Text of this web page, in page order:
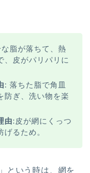
脂が落ちて、熱
、皮がパリパリに
: 落ちた脂で角皿
防ぎ、洗い物を楽
由:皮が網にくっつ
るため。
という時は、網を